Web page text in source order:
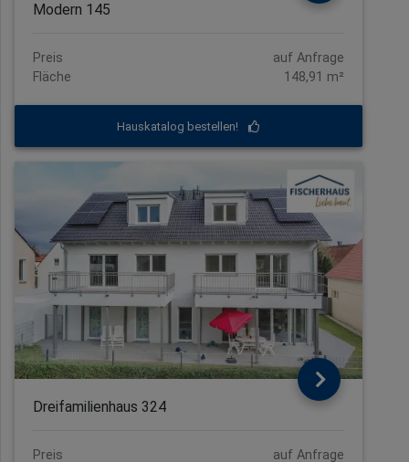
Modern 145
Preis
auf Anfrage
Fläche
148,91 m²
Hauskatalog bestellen!
Dreifamilienhaus 324
Preis auf Anfrage